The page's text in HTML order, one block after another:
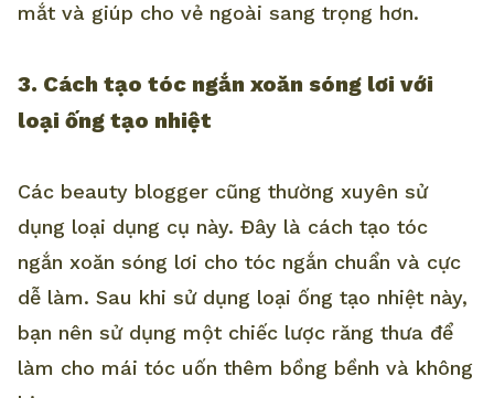
mắt và giúp cho vẻ ngoài sang trọng hơn.
3. Cách tạo tóc ngắn xoăn sóng lơi với
loại ống tạo nhiệt
Các beauty blogger cũng thường xuyên sử
dụng loại dụng cụ này. Đây là cách tạo tóc
ngắn xoăn sóng lơi cho tóc ngắn chuẩn và cực
dễ làm. Sau khi sử dụng loại ống tạo nhiệt này,
bạn nên sử dụng một chiếc lược răng thưa để
làm cho mái tóc uốn thêm bồng bềnh và không